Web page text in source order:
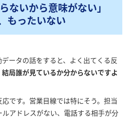
ないから意味がない」
もったいない
ータの話をすると、よく出てくる反
結局誰が見ているか分からないですよ
です。営業目線では特にそう。担当
アドレスがない、電話する相手が分